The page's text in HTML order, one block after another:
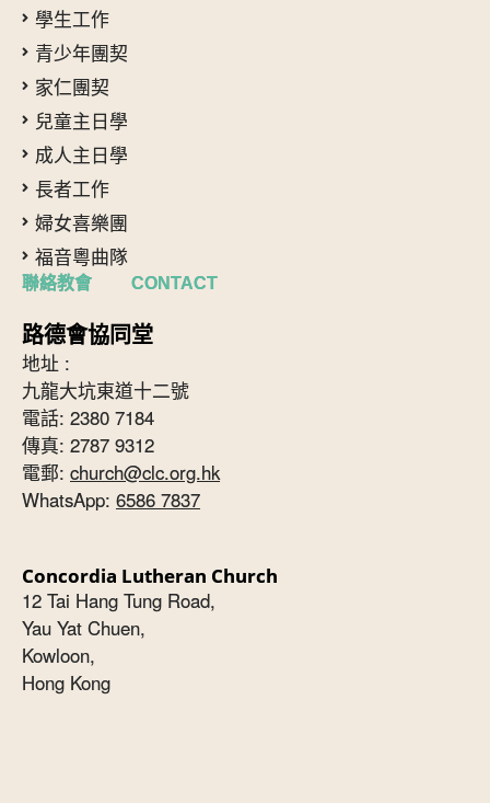
學生工作
青少年團契
家仁團契
兒童主日學
成人主日學
長者工作
婦女喜樂團
福音粵曲隊
聯絡教會 CONTACT
路德會協同堂
地址 :
九龍大坑東道十二號
電話: 2380 7184
傳真: 2787 9312
電郵: church@clc.org.hk
WhatsApp: 6586 7837
Concordia Lutheran Church
12 Tai Hang Tung Road,
Yau Yat Chuen,
Kowloon,
Hong Kong